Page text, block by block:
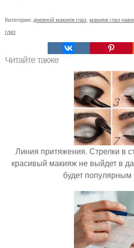
Категории: дневной макияж глаз макияж глаз
глаз
Читайте также
Линия притяжения. Стрелки в
красивый макияж не выйдет в
будет популярным